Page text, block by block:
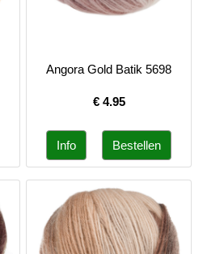
Angora Gold Batik 5698
€ 4.95